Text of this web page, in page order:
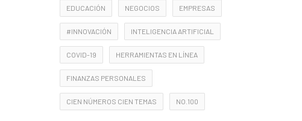
EDUCACIÓN NEGOCIOS EMPRESAS
#INNOVACIÓN INTELIGENCIA ARTIFICIAL
COVID-19 HERRAMIENTAS EN LÍNEA
FINANZAS PERSONALES
CIEN NÚMEROS CIEN TEMAS NO.100